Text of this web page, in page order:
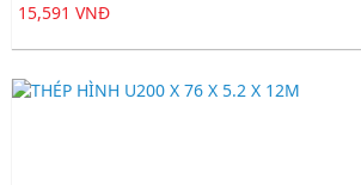
15,591 VNĐ